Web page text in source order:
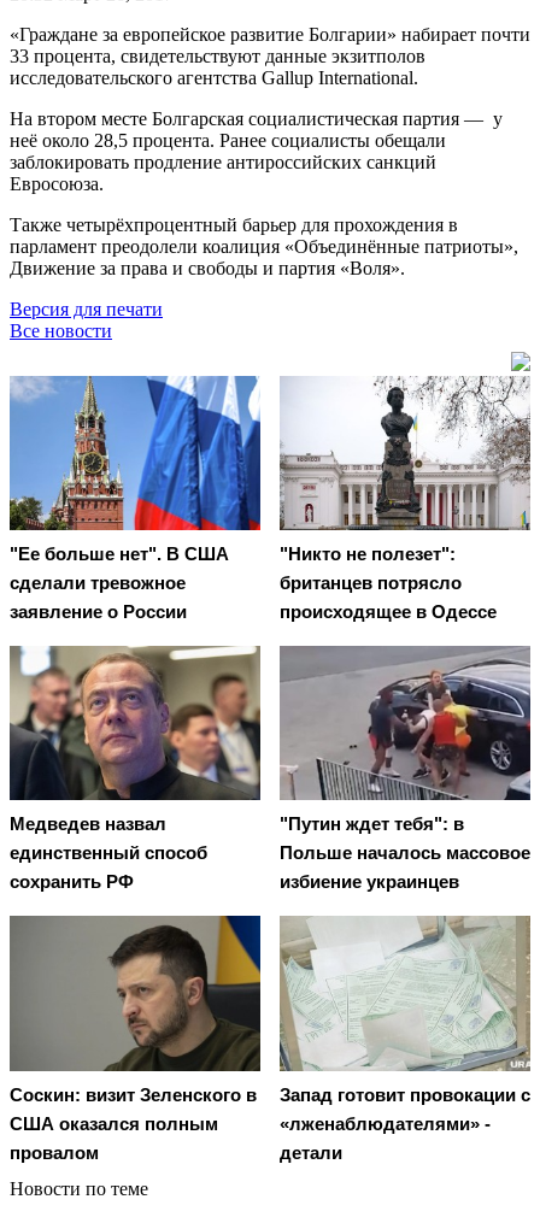
«Граждане за европейское развитие Болгарии» набирает почти
33 процента, свидетельствуют данные экзитполов
исследовательского агентства Gallup International.
На втором месте Болгарская социалистическая партия — у
неё около 28,5 процента. Ранее социалисты обещали
заблокировать продление антироссийских санкций
Евросоюза.
Также четырёхпроцентный барьер для прохождения в
парламент преодолели коалиция «Объединённые патриоты»,
Движение за права и свободы и партия «Воля».
Версия для печати
Все новости
"Ее больше нет". В США
сделали тревожное
заявление о России
"Никто не полезет":
британцев потрясло
происходящее в Одессе
Медведев назвал
единственный способ
сохранить РФ
"Путин ждет тебя": в
Польше началось массовое
избиение украинцев
Соскин: визит Зеленского в
США оказался полным
провалом
Запад готовит провокации с
«лженаблюдателями» -
детали
Новости по теме